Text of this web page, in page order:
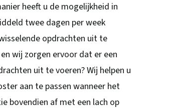
heeft u de mogelijkheid in
twee dagen per week
opdrachten uit te
wij zorgen ervoor dat er een
uit te voeren? Wij helpen u
aan te passen wanneer het
bovendien af met een lach op